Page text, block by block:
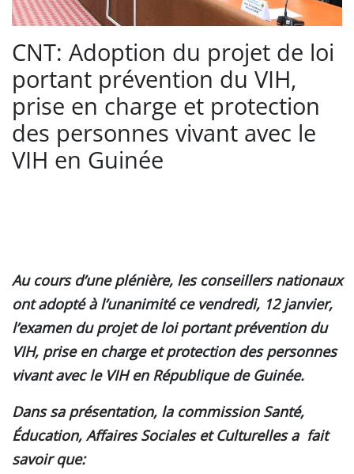
CNT: Adoption du projet de loi
portant prévention du VIH,
prise en charge et protection
des personnes vivant avec le
VIH en Guinée
Au cours d’une plénière, les conseillers nationaux
ont adopté à l’unanimité ce vendredi, 12 janvier,
l’examen du projet de loi portant prévention du
VIH, prise en charge et protection des personnes
vivant avec le VIH en République de Guinée.
Dans sa présentation, la commission Santé,
Éducation, Affaires Sociales et Culturelles a fait
savoir que: